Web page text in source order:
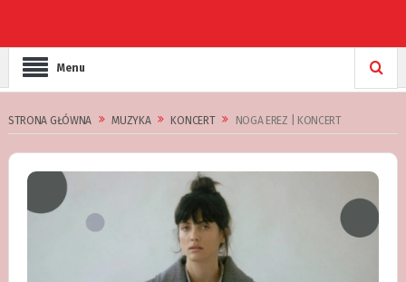
Menu
STRONA GŁÓWNA MUZYKA KONCERT NOGA EREZ | KONCERT